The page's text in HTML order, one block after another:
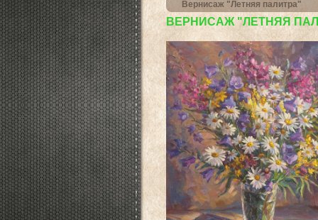
Вернисаж "Летняя палитра"
ВЕРНИСАЖ "ЛЕТНЯЯ